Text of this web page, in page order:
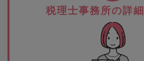
税理士事務所の詳